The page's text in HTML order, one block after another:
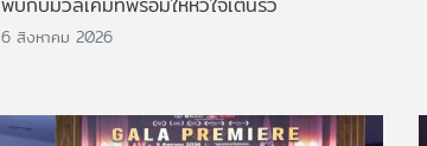
6 สิงหาคม 2026